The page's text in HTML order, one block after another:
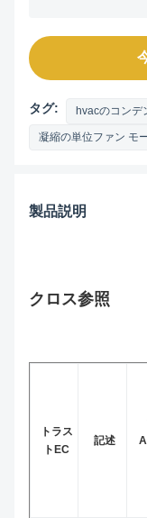
タグ: hvacのコンデ
凝縮の単位ファン モ
製品説明
クロス参照
トラス
トEC
記述